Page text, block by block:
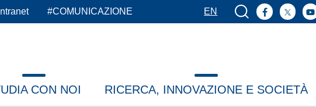
Intranet #COMUNICAZIONE EN Bottone cerca
Facebook
X
CON NOI RICERCA, INNOVAZIONE E SOCIETÀ